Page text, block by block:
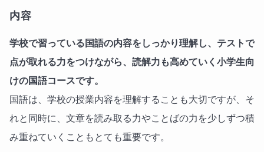
内容
学校で習っている国語の内容をしっかり理解し、テストで
点が取れる力をつけながら、読解力も高めていく小学生向
けの国語コースです。
国語は、学校の授業内容を理解することも大切ですが、そ
れと同時に、文章を読み取る力やことばの力を少しずつ積
み重ねていくこともとても重要です。